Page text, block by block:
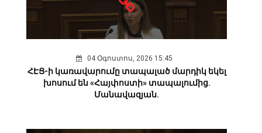
04 Օգոստոս, 2026 15:45
ՀԷՑ-ի կառավարումը տապալած մարդիկ եկել
խոսում են «Հայփոստի» տապալումից.
Մանավազյան.